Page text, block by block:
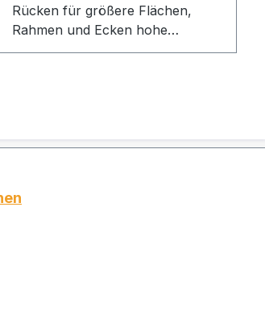
Rücken für größere Flächen,
Rahmen und Ecken hohe
Borstendichte, hervorragende
Winkel umlaufender Stoß- und
Düsenblock für kraftvolle